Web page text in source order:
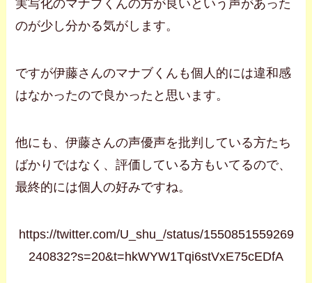
実写化のマナブくんの方が良いという声があった
のが少し分かる気がします。
ですが伊藤さんのマナブくんも個人的には違和感
はなかったので良かったと思います。
他にも、伊藤さんの声優声を批判している方たち
ばかりではなく、評価している方もいてるので、
最終的には個人の好みですね。
https://twitter.com/U_shu_/status/1550851559269
240832?s=20&t=hkWYW1Tqi6stVxE75cEDfA